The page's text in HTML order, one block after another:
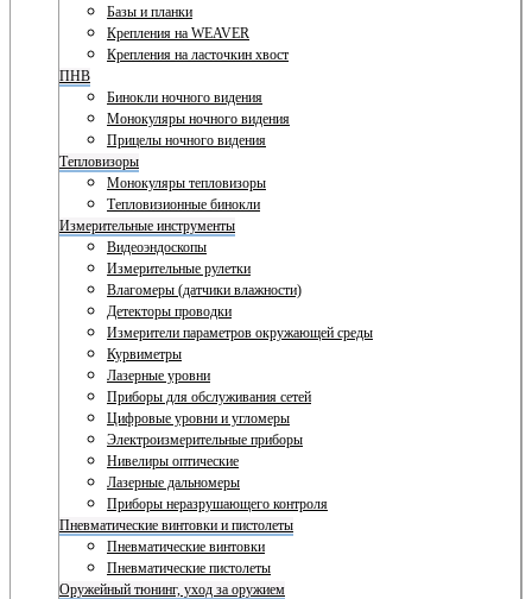
Базы и планки
Крепления на WEAVER
Крепления на ласточкин хвост
ПНВ
Бинокли ночного видения
Монокуляры ночного видения
Прицелы ночного видения
Тепловизоры
Монокуляры тепловизоры
Тепловизионные бинокли
Измерительные инструменты
Видеоэндоскопы
Измерительные рулетки
Влагомеры (датчики влажности)
Детекторы проводки
Измерители параметров окружающей среды
Курвиметры
Лазерные уровни
Приборы для обслуживания сетей
Цифровые уровни и угломеры
Электроизмерительные приборы
Нивелиры оптические
Лазерные дальномеры
Приборы неразрушающего контроля
Пневматические винтовки и пистолеты
Пневматические винтовки
Пневматические пистолеты
Оружейный тюнинг, уход за оружием